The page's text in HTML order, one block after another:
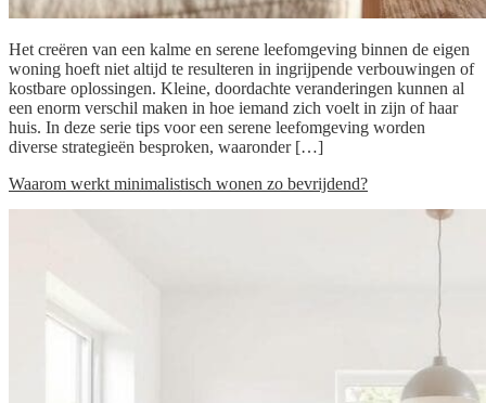
Het creëren van een kalme en serene leefomgeving binnen de eigen
woning hoeft niet altijd te resulteren in ingrijpende verbouwingen of
kostbare oplossingen. Kleine, doordachte veranderingen kunnen al
een enorm verschil maken in hoe iemand zich voelt in zijn of haar
huis. In deze serie tips voor een serene leefomgeving worden
diverse strategieën besproken, waaronder […]
Waarom werkt minimalistisch wonen zo bevrijdend?